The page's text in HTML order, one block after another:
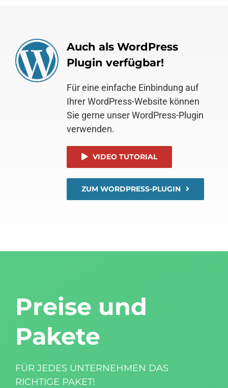
Auch als WordPress
Plugin verfügbar!
Für eine einfache Einbindung auf
Ihrer WordPress-Website können
Sie gerne unser WordPress-Plugin
verwenden.
VIDEO TUTORIAL
ZUM WORDPRESS-PLUGIN
Preise und
Pakete
FÜR JEDES UNTERNEHMEN DAS
RICHTIGE PAKET!